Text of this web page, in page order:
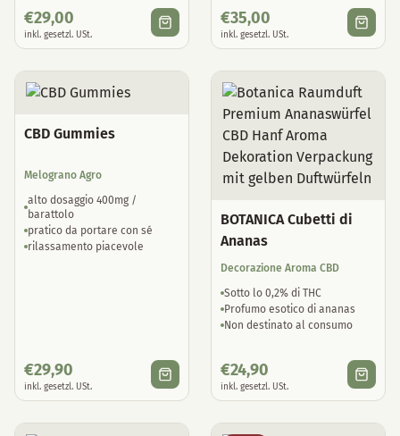
€29,00
inkl. gesetzl. USt.
€35,00
inkl. gesetzl. USt.
CBD Gummies
Melograno Agro
alto dosaggio 400mg /
barattolo
pratico da portare con sé
rilassamento piacevole
€29,90
inkl. gesetzl. USt.
BOTANICA Cubetti di
Ananas
Decorazione Aroma CBD
Sotto lo 0,2% di THC
Profumo esotico di ananas
Non destinato al consumo
€24,90
inkl. gesetzl. USt.